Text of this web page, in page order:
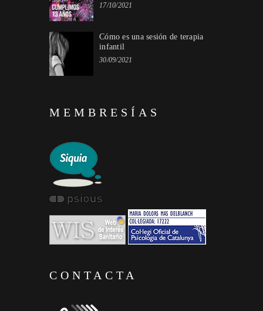
17/10/2021
Cómo es una sesión de terapia
infantil
30/09/2021
MEMBRESÍAS
CONTACTA